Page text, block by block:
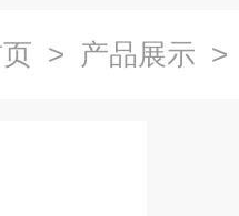
> 产品展示